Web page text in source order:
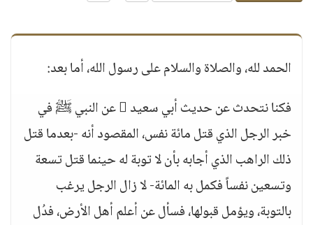
الحمد لله، والصلاة والسلام على رسول الله، أما بعد:
فكنا نتحدث عن حديث أبي سعيد  عن النبي ﷺ في
خبر الرجل الذي قتل مائة نفس، المقصود أنه -بعدما قتل
ذلك الراهب الذي أجابه بأن لا توبة له حينما قتل تسعة
وتسعين نفساً فكمل به المائة- لا زال الرجل يرغب
بالتوبة، ويؤمل قبولها، فسأل عن أعلم أهل الأرض، فدُل